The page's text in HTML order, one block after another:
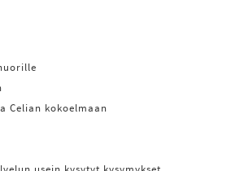
Celian kokoelmaan